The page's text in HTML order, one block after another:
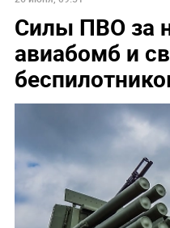
Силы ПВО за
авиабомб и